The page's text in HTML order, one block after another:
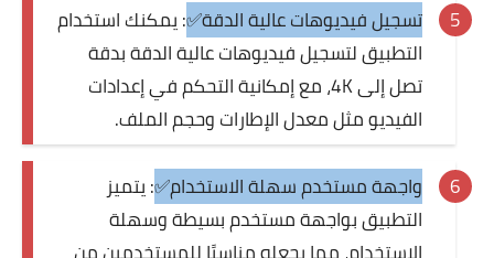
تسجيل فيديوهات عالية الدقة✅: يمكنك استخدام
التطبيق لتسجيل فيديوهات عالية الدقة بدقة
تصل إلى 4K، مع إمكانية التحكم في إعدادات
الفيديو مثل معدل الإطارات وحجم الملف.
واجهة مستخدم سهلة الاستخدام✅: يتميز
التطبيق بواجهة مستخدم بسيطة وسهلة